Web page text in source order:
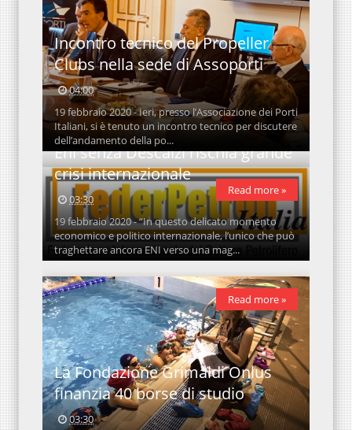
Incontro tecnico del Propeller
Clubs nella sede di Assoporti
04:00
19 febbraio 2020 - Ieri, presso l’Associazione dei Porti
Italiani, si è tenuto un incontro tecnico per discutere
dell’andamento della po...
Eni senza Descalzi rischia grande
crisi internazionale
03:30
19 febbraio 2020 - “In questo delicato momento
economico e politico internazionale, l’unico che può
traghettare ancora ENI verso una mag...
Read more »
La Fondazione Grimaldi Onlus
finanzia 40 borse di studio
03:30
Read more »